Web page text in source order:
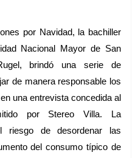
por Navidad, la bachiller
Nacional Mayor de San
brindó una serie de
de manera responsable los
una entrevista concedida al
por Stereo Villa. La
riesgo de desordenar las
del consumo típico de